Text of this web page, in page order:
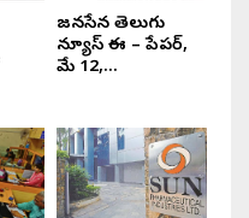
జనసేన తెలుగు
న్యూస్ ఈ – పేపర్,
మే 12,...